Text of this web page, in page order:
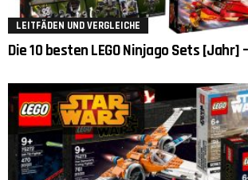
LEITFÄDEN UND VERGLEICHE
Die 10 besten LEGO Ninjago Sets [Jahr]